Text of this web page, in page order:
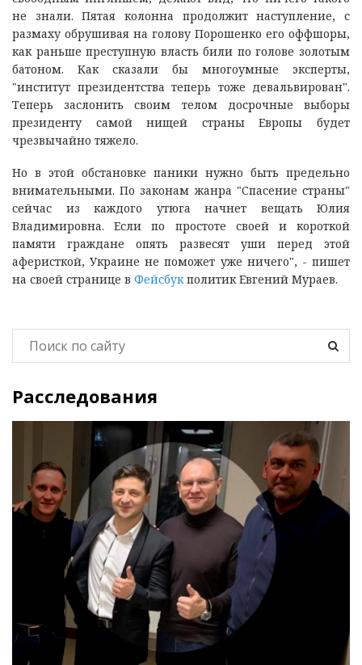
не знали. Пятая колонна продолжит наступление, с
размаху обрушивая на голову Порошенко его оффшоры,
как раньше преступную власть били по голове золотым
батоном. Как сказали бы многоумные эксперты,
"институт президентства теперь тоже девальвирован".
Теперь заслонить своим телом досрочные выборы
президенту самой нищей страны Европы будет
чрезвычайно тяжело.
Но в этой обстановке паники нужно быть предельно
внимательными. По законам жанра "Спасение страны"
сейчас из каждого утюга начнет вещать Юлия
Владимировна. Если по простоте своей и короткой
памяти граждане опять развесят уши перед этой
аферисткой, Украине не поможет уже ничего", - пишет
на своей странице в Фейсбук политик Евгений Мураев.
Расследования